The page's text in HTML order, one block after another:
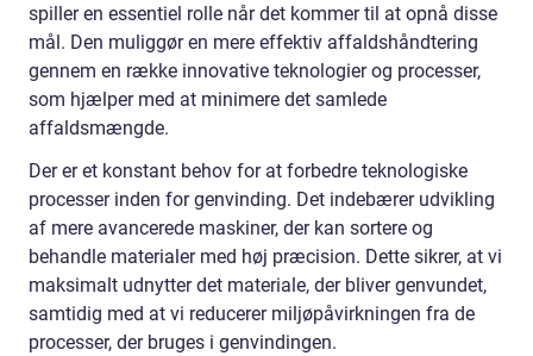
spiller en essentiel rolle når det kommer til at opnå disse
mål. Den muliggør en mere effektiv affaldshåndtering
gennem en række innovative teknologier og processer,
som hjælper med at minimere det samlede
affaldsmængde.
Der er et konstant behov for at forbedre teknologiske
processer inden for genvinding. Det indebærer udvikling
af mere avancerede maskiner, der kan sortere og
behandle materialer med høj præcision. Dette sikrer, at vi
maksimalt udnytter det materiale, der bliver genvundet,
samtidig med at vi reducerer miljøpåvirkningen fra de
processer, der bruges i genvindingen.